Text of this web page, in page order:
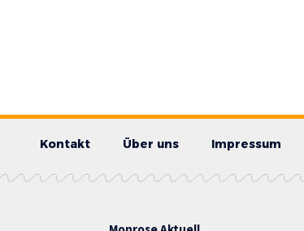
Kontakt Über uns Impressum